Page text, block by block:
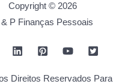
Copyright © 2026
P Finanças Pessoais
Direitos Reservados Para